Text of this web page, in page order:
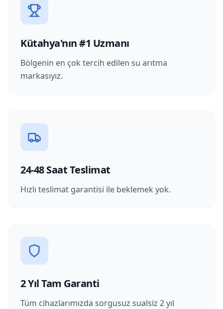
Kütahya'nın #1 Uzmanı
Bölgenin en çok tercih edilen su arıtma
markasıyız.
24-48 Saat Teslimat
Hızlı teslimat garantisi ile beklemek yok.
2 Yıl Tam Garanti
Tüm cihazlarımızda sorgusuz sualsiz 2 yıl